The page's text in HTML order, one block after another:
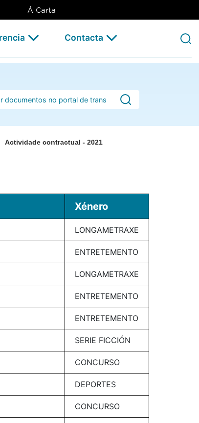
Á Carta
Contacta
busca
Actividade contractual - 2021
Xénero
LONGAMETRAXE
ENTRETEMENTO
LONGAMETRAXE
ENTRETEMENTO
ENTRETEMENTO
SERIE FICCIÓN
CONCURSO
DEPORTES
CONCURSO